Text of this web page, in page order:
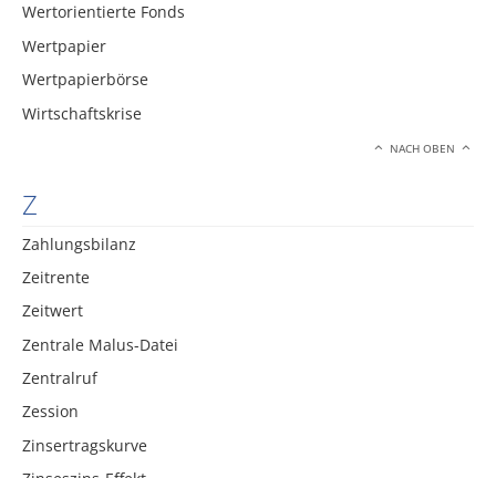
Wertorientierte Fonds
Wertpapier
Wertpapierbörse
Wirtschaftskrise
NACH OBEN
Z
Zahlungsbilanz
Zeitrente
Zeitwert
Zentrale Malus-Datei
Zentralruf
Zession
Zinsertragskurve